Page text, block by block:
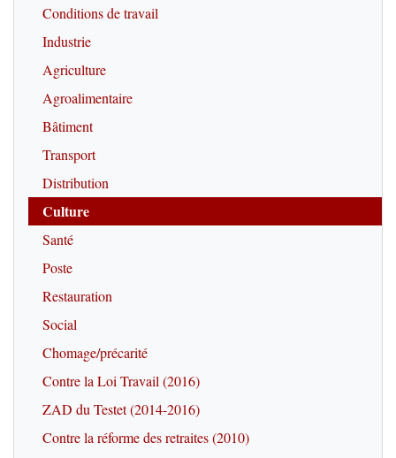
Conditions de travail
Industrie
Agriculture
Agroalimentaire
Bâtiment
Transport
Distribution
Culture
Santé
Poste
Restauration
Social
Chomage/précarité
Contre la Loi Travail (2016)
ZAD du Testet (2014-2016)
Contre la réforme des retraites (2010)